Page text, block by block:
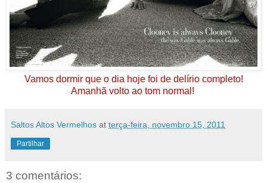
Vamos dormir que o dia hoje foi de delírio completo!
Amanhã volto ao tom normal!
Saltos Altos Vermelhos at terça-feira, novembro 15, 2011
Partilhar
3 comentários: